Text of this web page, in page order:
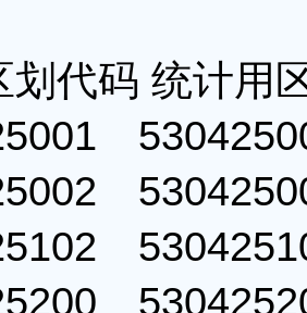
划代码 统计用